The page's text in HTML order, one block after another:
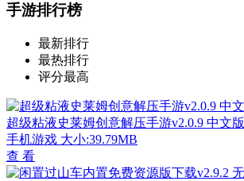
手游排行榜
最新排行
最热排行
评分最高
超级粘液史莱姆创意解压手游v2.0.9 中文版
手机游戏 大小:39.79MB
查 看